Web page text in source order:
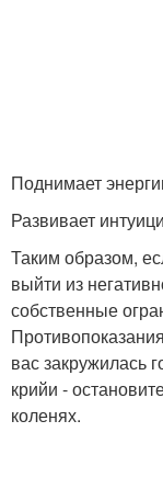
Поднимает
Развивает
Таким образом,
выйти из
собственные
вас закружилась
крийи -
коленях.